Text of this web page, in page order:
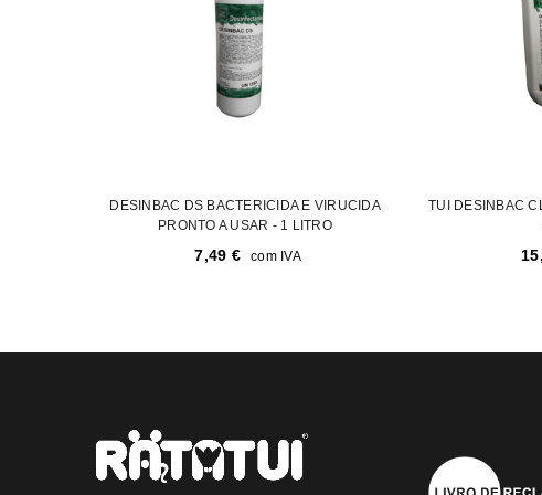
DESINBAC DS BACTERICIDA E VIRUCIDA
PRONTO A USAR - 1 LITRO
7,49 € com IVA
TUI DESINBAC